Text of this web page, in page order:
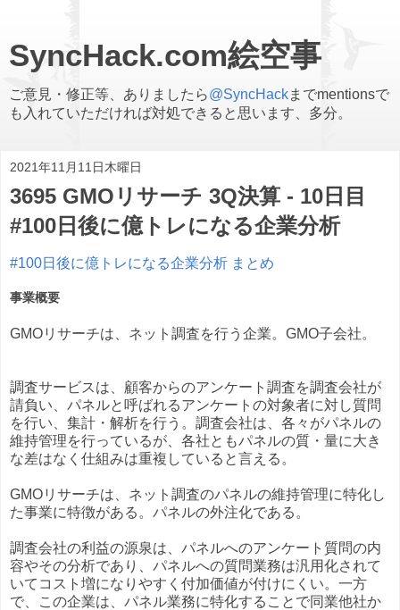
SyncHack.com絵空事
ご意見・修正等、ありましたら@SyncHackまでmentionsで
も入れていただければ対処できると思います、多分。
2021年11月11日木曜日
3695 GMOリサーチ 3Q決算 - 10日目
#100日後に億トレになる企業分析
#100日後に億トレになる企業分析 まとめ
事業概要
GMOリサーチは、ネット調査を行う企業。GMO子会社。
調査サービスは、顧客からのアンケート調査を調査会社が
請負い、パネルと呼ばれるアンケートの対象者に対し質問
を行い、集計・解析を行う。調査会社は、各々がパネルの
維持管理を行っているが、各社ともパネルの質・量に大き
な差はなく仕組みは重複していると言える。
GMOリサーチは、ネット調査のパネルの維持管理に特化し
た事業に特徴がある。パネルの外注化である。
調査会社の利益の源泉は、パネルへのアンケート質問の内
容やその分析であり、パネルへの質問業務は汎用化されて
いてコスト増になりやすく付加価値が付けにくい。一方
で、この企業は、パネル業務に特化することで同業他社か